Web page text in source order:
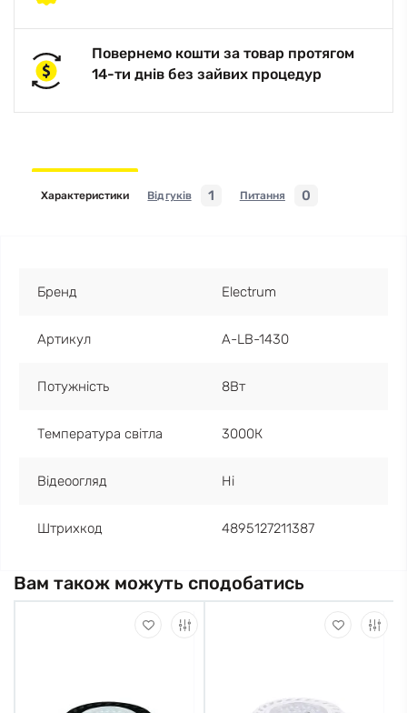
Повернемо кошти за товар протягом
14-ти днів без зайвих процедур
Характеристики Відгуків 1 Питання 0
Бренд Electrum
Артикул A-LB-1430
Потужність 8Вт
Температура світла 3000К
Відеоогляд Ні
Штрихкод 4895127211387
Вам також можуть сподобатись